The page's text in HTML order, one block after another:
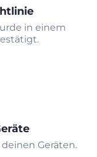
in einem
Geräten.